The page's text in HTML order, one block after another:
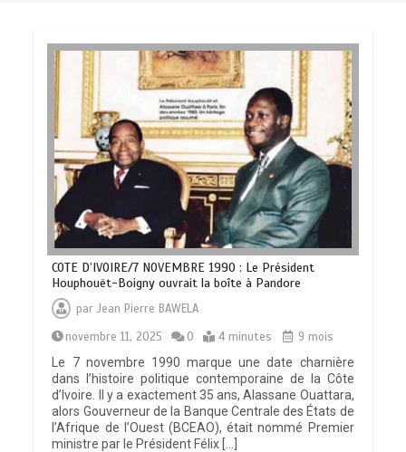
COTE D’IVOIRE/7 NOVEMBRE 1990 : Le Président
Houphouët-Boigny ouvrait la boîte à Pandore
parJean Pierre BAWELA
novembre 11, 2025
0 4 minutes
9 mois
Le 7 novembre 1990 marque une date charnière
dans l’histoire politique contemporaine de la Côte
d’Ivoire. Il y a exactement 35 ans, Alassane Ouattara,
alors Gouverneur de la Banque Centrale des États de
l’Afrique de l’Ouest (BCEAO), était nommé Premier
ministre par le Président Félix […]